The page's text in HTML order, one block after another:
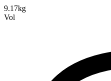
9.17kg
Vol